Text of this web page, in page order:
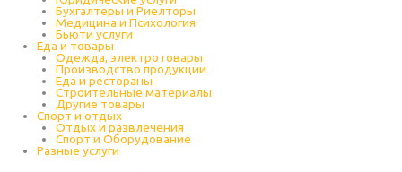
Бухгалтеры и Риелторы
Медицина и Психология
Бьюти услуги
Еда и товары
Одежда, электротовары
Производство продукции
Еда и рестораны
Строительные материалы
Другие товары
Спорт и отдых
Отдых и развлечения
Спорт и Оборудование
Разные услуги